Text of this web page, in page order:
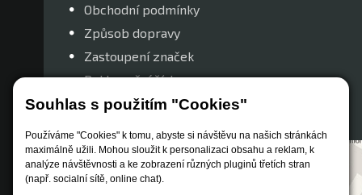
Souhlas s použitím "Cookies"
Používáme "Cookies" k tomu, abyste si návštěvu na našich stránkách
maximálně užili. Mohou sloužit k personalizaci obsahu a reklam, k
analýze návštěvnosti a ke zobrazení různých pluginů třetích stran
(např. socialní sítě, online chat).
Obchodní podmínky
Způsob dopravy
Zastoupení značek
Reklamační řád
Nastavení soukromí